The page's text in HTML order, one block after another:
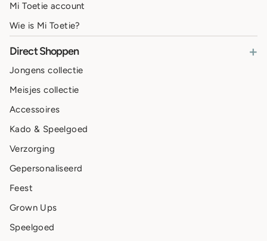
Mi Toetie account
Wie is Mi Toetie?
Direct Shoppen +
Jongens collectie
Meisjes collectie
Accessoires
Kado & Speelgoed
Verzorging
Gepersonaliseerd
Feest
Grown Ups
Speelgoed